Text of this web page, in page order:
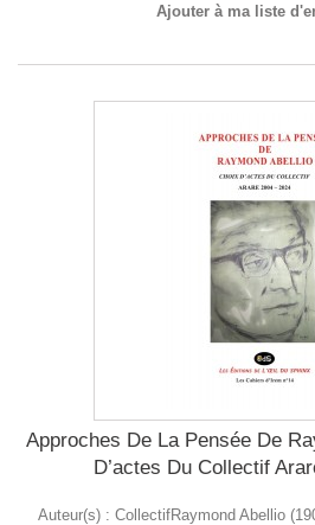
Ajouter à ma liste
Approches De La Pensée De
D’actes Du Collectif
Auteur(s) : CollectifRaymond Abellio